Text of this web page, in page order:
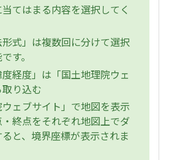
てはまる内容を選択してく
式」は複数回に分けて選択
す。
経度」は「国土地理院ウェ
り込む
ェブサイト」で地図を表示
終点をそれぞれ地図上でダ
と、境界座標が表示されま